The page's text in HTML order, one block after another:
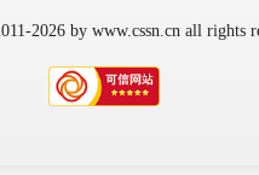
2026 by www.cssn.cn all rights